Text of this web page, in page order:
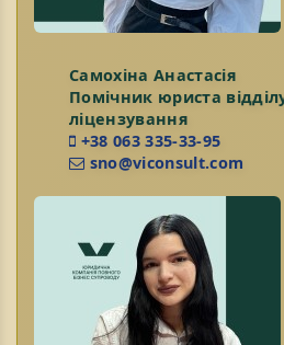
Самохіна Анастасія
Помічник юриста
ліцензування
+38 063 335-33-95
sno@viconsult.com